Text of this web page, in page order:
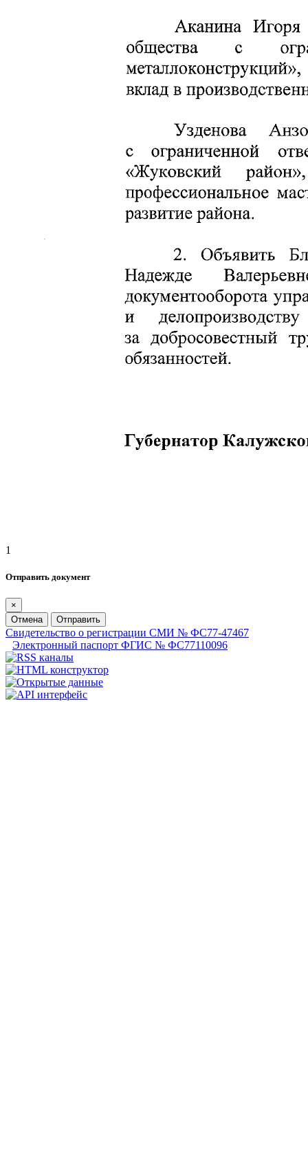
1
Отправить документ
×
Отмена
Отправить
Свидетельство о регистрации СМИ № ФС77-47467
Электронный паспорт ФГИС № ФС77110096